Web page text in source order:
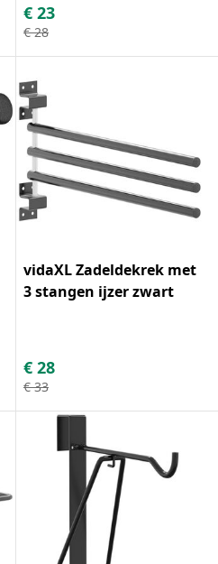
€ 23
€ 28
vidaXL Zadeldekrek met
3 stangen ijzer zwart
€ 28
€ 33